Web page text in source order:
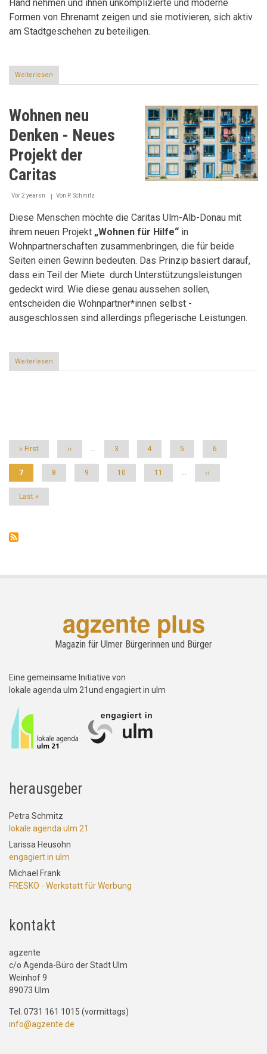
Hand nehmen und ihnen unkomplizierte und moderne
Formen von Ehrenamt zeigen und sie motivieren, sich aktiv
am Stadtgeschehen zu beteiligen.
Weiterlesen
Aktives
Ulm
Wohnen neu
Denken - Neues
Projekt der
Caritas
Vor 2 yearsn Von P. Schmitz
Diese Menschen möchte die Caritas Ulm-Alb-Donau mit
ihrem neuen Projekt „Wohnen für Hilfe“ in
Wohnpartnerschaften zusammenbringen, die für beide
Seiten einen Gewinn bedeuten. Das Prinzip basiert darauf,
dass ein Teil der Miete durch Unterstützungsleistungen
gedeckt wird. Wie diese genau aussehen sollen,
entscheiden die Wohnpartner*innen selbst -
ausgeschlossen sind allerdings pflegerische Leistungen.
Weiterlesen
Wohnen
Caritas
Erste
« First
Vorherige
‹‹ Seite
3 Seite
4 Seite
5 Seite
6
Aktuelle
7 Seite
8 Seite
9 Seite
10 Seite
11
Nächste
››
Letzte
Last »
agzente plus
Magazin für Ulmer Bürgerinnen und Bürger
Eine gemeinsame Initiative von
lokale agenda ulm 21und engagiert in ulm
herausgeber
Petra Schmitz
lokale agenda ulm 21
Larissa Heusohn
engagiert in ulm
Michael Frank
FRESKO - Werkstatt für Werbung
kontakt
agzente
c/o Agenda-Büro der Stadt Ulm
Weinhof 9
89073 Ulm
Tel. 0731 161 1015 (vormittags)
info@agzente.de